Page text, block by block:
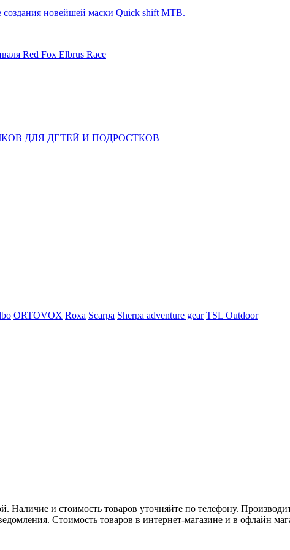
создания новейшей маски Quick shift MTB.
Red Fox Elbrus Race
ДЛЯ ДЕТЕЙ И ПОДРОСТКОВ
ORTOVOX Roxa Scarpa Sherpa adventure gear TSL Outdoor
и стоимость товаров уточняйте по телефону.
Стоимость товаров в интернет-магазине и в офлайн